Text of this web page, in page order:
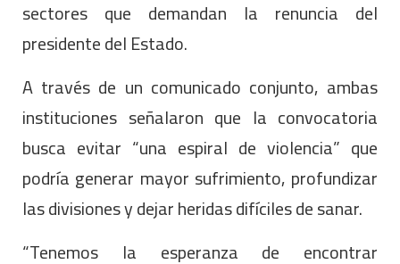
sectores que demandan la renuncia del
presidente del Estado.
A través de un comunicado conjunto, ambas
instituciones señalaron que la convocatoria
busca evitar “una espiral de violencia” que
podría generar mayor sufrimiento, profundizar
las divisiones y dejar heridas difíciles de sanar.
“Tenemos la esperanza de encontrar